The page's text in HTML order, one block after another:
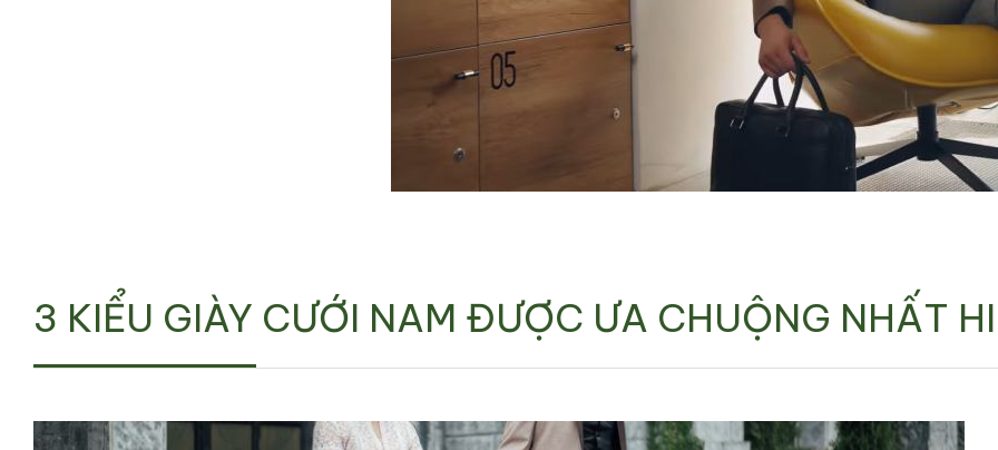
3 KIỂU GIÀY CƯỚI NAM ĐƯỢC ƯA CHUỘNG NHẤT